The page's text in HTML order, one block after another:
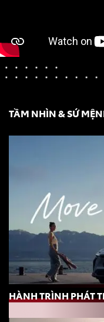
TẦM NHÌN & SỨ
HÀNH TRÌNH PHÁT